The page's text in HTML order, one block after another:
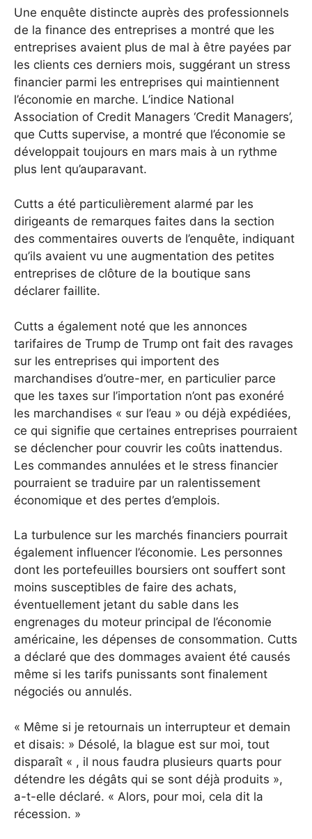
Une enquête distincte auprès des professionnels
de la finance des entreprises a montré que les
entreprises avaient plus de mal à être payées par
les clients ces derniers mois, suggérant un stress
financier parmi les entreprises qui maintiennent
l’économie en marche. L’indice National
Association of Credit Managers ‘Credit Managers’,
que Cutts supervise, a montré que l’économie se
développait toujours en mars mais à un rythme
plus lent qu’auparavant.
Cutts a été particulièrement alarmé par les
dirigeants de remarques faites dans la section
des commentaires ouverts de l’enquête, indiquant
qu’ils avaient vu une augmentation des petites
entreprises de clôture de la boutique sans
déclarer faillite.
Cutts a également noté que les annonces
tarifaires de Trump de Trump ont fait des ravages
sur les entreprises qui importent des
marchandises d’outre-mer, en particulier parce
que les taxes sur l’importation n’ont pas exonéré
les marchandises « sur l’eau » ou déjà expédiées,
ce qui signifie que certaines entreprises pourraient
se déclencher pour couvrir les coûts inattendus.
Les commandes annulées et le stress financier
pourraient se traduire par un ralentissement
économique et des pertes d’emplois.
La turbulence sur les marchés financiers pourrait
également influencer l’économie. Les personnes
dont les portefeuilles boursiers ont souffert sont
moins susceptibles de faire des achats,
éventuellement jetant du sable dans les
engrenages du moteur principal de l’économie
américaine, les dépenses de consommation. Cutts
a déclaré que des dommages avaient été causés
même si les tarifs punissants sont finalement
négociés ou annulés.
« Même si je retournais un interrupteur et demain
et disais: » Désolé, la blague est sur moi, tout
disparaît « , il nous faudra plusieurs quarts pour
détendre les dégâts qui se sont déjà produits »,
a-t-elle déclaré. « Alors, pour moi, cela dit la
récession. »